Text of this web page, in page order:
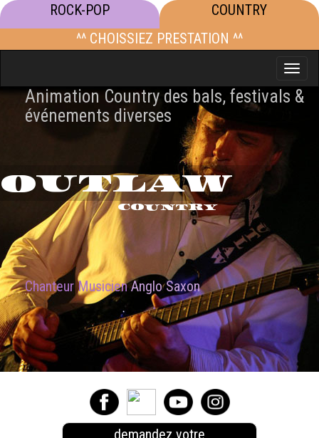
ROCK-POP
COUNTRY
^^ CHOISSIEZ PRESTATION ^^
Toggle
Animation Country des bals, festivals &
événements diverses
OUTLAW
COUNTRY
Chanteur MusicienAnglo Saxon
demandez votre